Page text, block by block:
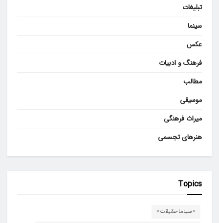
تبلیغات
سینما
عکس
فرهنگ و ادبیات
مطالب
موسیقی
میراث فرهنگی
هنرهای تجسمی
Topics
«سینماحقیقت»